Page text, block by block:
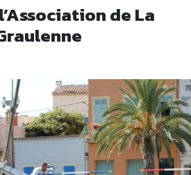
de La